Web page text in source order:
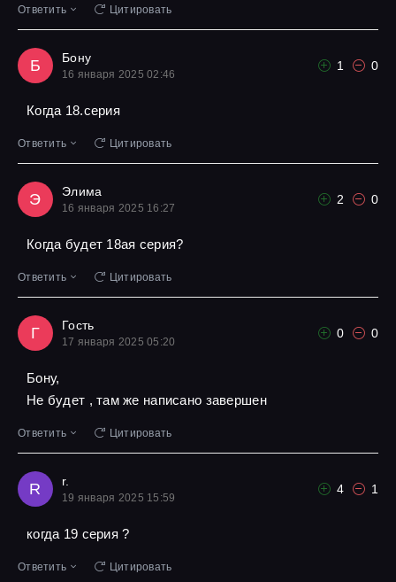
Ответить Цитировать
Б Бону
16 января 2025 02:46
1 0
Когда 18.серия
Ответить Цитировать
Э Элима
16 января 2025 16:27
2 0
Когда будет 18ая серия?
Ответить Цитировать
Г Гость
17 января 2025 05:20
0 0
Бону,
Не будет , там же написано завершен
Ответить Цитировать
R r.
19 января 2025 15:59
4 1
когда 19 серия ?
Ответить Цитировать